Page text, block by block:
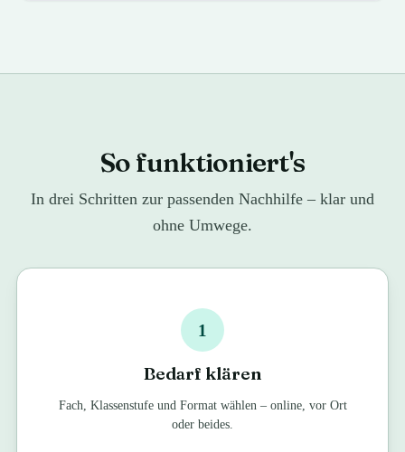
So funktioniert's
In drei Schritten zur passenden Nachhilfe – klar und
ohne Umwege.
1
Bedarf klären
Fach, Klassenstufe und Format wählen – online, vor Ort
oder beides.